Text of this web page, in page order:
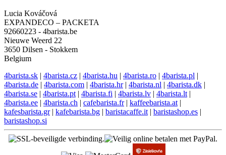
Lucia Kováčová
EXPANDECO – PACKETA
92660223 - 4barista.be
Nieuwe Weerd 22
3650 Dilsen - Stokkem
Belgium
4barista.sk | 4barista.cz | 4barista.hu | 4barista.ro | 4barista.pl |
4barista.de | 4barista.com | 4barista.hr| 4barista.nl | 4barista.dk |
4barista.se | 4barista.pt | 4barista.fi | 4barista.lv | 4barista.lt |
4barista.ee | 4barista.ch | cafebarista.fr| kaffeebarista.at |
kafesbarista.gr| kafebarista.bg | baristacaffe.it | baristashop.es |
baristashop.si